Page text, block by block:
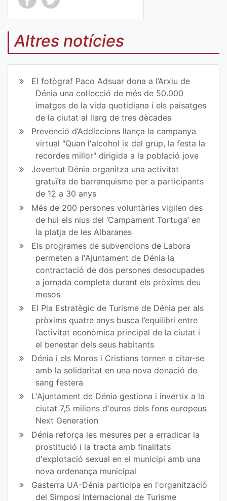
Co
mp
art
ir
en
Fa
ce
bo
ok
Co
mp
art
ir
en
Tw
itt
er
Altres notícies
El fotògraf Paco Adsuar dona a l’Arxiu de
Dénia una col·lecció de més de 50.000
imatges de la vida quotidiana i els paisatges
de la ciutat al llarg de tres dècades
Prevenció d’Addiccions llança la campanya
virtual "Quan l'alcohol ix del grup, la festa la
recordes millor" dirigida a la població jove
Joventut Dénia organitza una activitat
gratuïta de barranquisme per a participants
de 12 a 30 anys
Més de 200 persones voluntàries vigilen des
de hui els nius del ‘Campament Tortuga’ en
la platja de les Albaranes
Els programes de subvencions de Labora
permeten a l'Ajuntament de Dénia la
contractació de dos persones desocupades
a jornada completa durant els pròxims deu
mesos
El Pla Estratègic de Turisme de Dénia per als
pròxims quatre anys busca l’equilibri entre
l’activitat econòmica principal de la ciutat i
el benestar dels seus habitants
Dénia i els Moros i Cristians tornen a citar-se
amb la solidaritat en una nova donació de
sang festera
L'Ajuntament de Dénia gestiona i invertix a la
ciutat 7,5 milions d'euros dels fons europeus
Next Generation
Dénia reforça les mesures per a erradicar la
prostitució i la tracta amb finalitats
d'explotació sexual en el municipi amb una
nova ordenança municipal
Gasterra UA-Dénia participa en l'organització
del Simposi Internacional de Turisme